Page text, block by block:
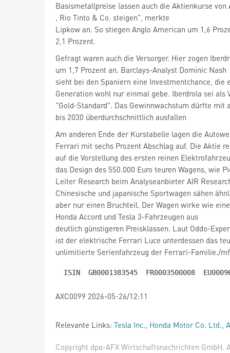
, Rio Tinto & Co. steigen", merkte
Lipkow an. So stiegen Anglo American um 1,6
2,1 Prozent.
um 1,7 Prozent an. Barclays-Analyst Dominic Nash
sieht bei den Spaniern eine Investmentchance, die
Generation wohl nur einmal gebe. Iberdrola sei als
"Gold-Standard". Das Gewinnwachstum dürfte mit
bis 2030 überdurchschnittlich ausfallen
Am anderen Ende der Kurstabelle lagen die
Ferrari mit sechs Prozent Abschlag auf. Die Aktie
auf die Vorstellung des ersten reinen
das Design des 550.000 Euro teuren Wagens, wie
Leiter Research beim Analyseanbieter AIR
Chinesische und japanische Sportwagen sähen
aber nur einen Bruchteil. Der Wagen wirke wie
Honda Accord und Tesla 3-Fahrzeugen aus
deutlich günstigeren Preisklassen. Laut Oddo-
ist der elektrische Ferrari Luce unterdessen das
unlimitierte Serienfahrzeug der Ferrari-Familie./
AXC0099 2026-05-26/12:11
Relevante Links: Tesla Inc., Honda Motor Co. Ltd.,
Copyright dpa-AFX Wirtschaftsnachrichten